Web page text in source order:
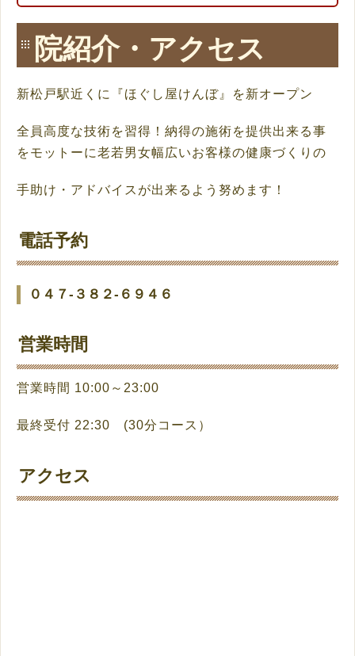
院紹介・アクセス
新松戸駅近くに『ほぐし屋けんぼ』を新オープン
全員高度な技術を習得！納得の施術を提供出来る事
をモットーに老若男女幅広いお客様の健康づくりの
手助け・アドバイスが出来るよう努めます！
電話予約
０４７-３８２-６９４６
営業時間
営業時間 10:00～23:00
最終受付 22:30 (30分コース）
アクセス